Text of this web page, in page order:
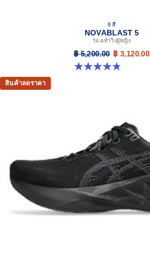
8 สี
NOVABLAST 5
รองเท้าวิ่งผู้หญิง
฿ 5,200.00 ฿ 3,120.00
4.8 จาก 5 ดาว 1175 รีวิว
สินค้าลดราคา